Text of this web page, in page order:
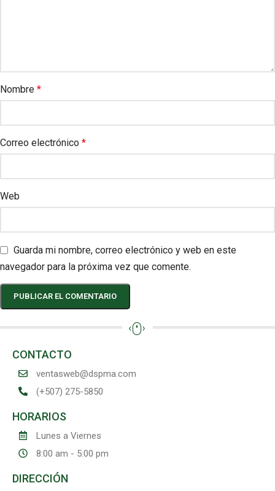
Nombre *
Correo electrónico *
Web
Guarda mi nombre, correo electrónico y web en este
navegador para la próxima vez que comente.
CONTACTO
ventasweb@dspma.com
(+507) 275-5850
HORARIOS
Lunes a Viernes
8:00 am - 5:00 pm
DIRECCIÓN